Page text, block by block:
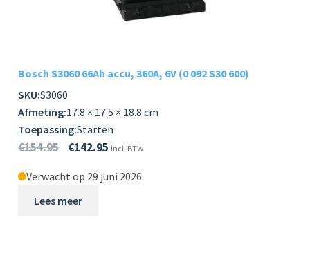
Bosch S3060 66Ah accu, 360A, 6V (0 092 S30 600)
SKU:S3060
Afmeting:17.8 × 17.5 × 18.8 cm
Toepassing:Starten
€154.95 €142.95 Incl. BTW
Verwacht op 29 juni 2026
Lees meer